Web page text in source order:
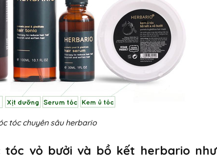
tóc chuyên sâu herbario
tóc vỏ bưởi và bồ kết herbario như